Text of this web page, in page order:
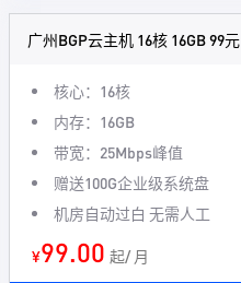
广州BGP云主机 16核 16GB 99元
核心：16核
内存：16GB
带宽：25Mbps峰值
赠送100G企业级系统盘
机房自动过白 无需人工
¥99.00 起/ 月